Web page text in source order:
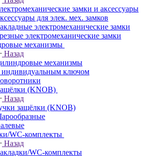
замки и аксессуары
для элек. мех. замков
электромеханические замки
электромеханические замки
механизмы
Назад
механизмы
ключом
(KNOB)
Назад
защёлки (KNOB)
WC-комплекты
Назад
WC-комплекты